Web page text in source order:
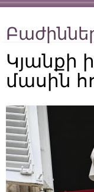
Կյանքի
մասին